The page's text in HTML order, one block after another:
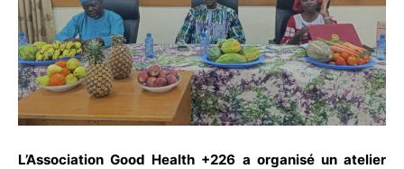
L’Association Good Health +226 a organisé un atelier